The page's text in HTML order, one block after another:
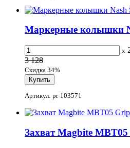
Маркерные колышки
x
3 128
Скидка 34%
Артикул: pr-103571
Захват Magbite